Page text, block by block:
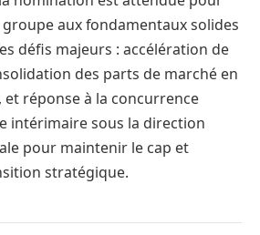
groupe aux fondamentaux solides
défis majeurs : accélération de
des parts de marché en
réponse à la concurrence
intérimaire sous la direction
pour maintenir le cap et
stratégique.